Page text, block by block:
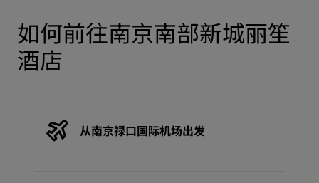
如何前往南京南部新城丽笙
酒店
从南京禄口国际机场出发